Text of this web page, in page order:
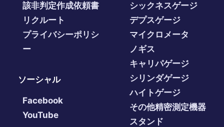
該非判定作成依頼書
リクルート
プライバシーポリシ
ー
ソーシャル
Facebook
YouTube
シックネスゲージ
デプスゲージ
マイクロメータ
ノギス
キャリパゲージ
シリンダゲージ
ハイトゲージ
その他精密測定機器
スタンド